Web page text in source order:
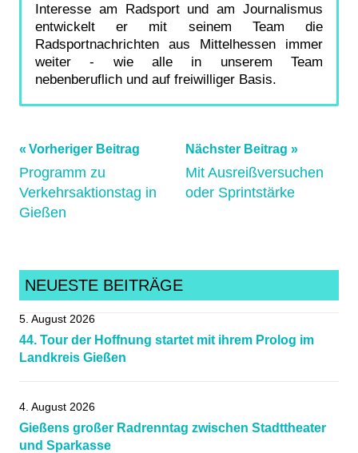
Interesse am Radsport und am Journalismus
entwickelt er mit seinem Team die
Radsportnachrichten aus Mittelhessen immer
weiter - wie alle in unserem Team
nebenberuflich und auf freiwilliger Basis.
Schlagwörter:
Gießen,
Mittelhessen,
radrennen
Beitragsnavigation
Vorheriger Beitrag
Programm zu
Verkehrsaktionstag in
Gießen
Nächster Beitrag
Mit Ausreißversuchen
oder Sprintstärke
NEUESTE BEITRÄGE
5. August 2026
44. Tour der Hoffnung startet mit ihrem Prolog im
Landkreis Gießen
4. August 2026
Gießens großer Radrenntag zwischen Stadttheater
und Sparkasse